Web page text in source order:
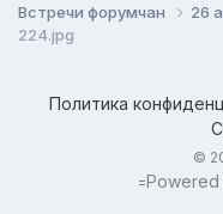
Встречи форумчан
26
224.jpg
Политика
©
=Powered